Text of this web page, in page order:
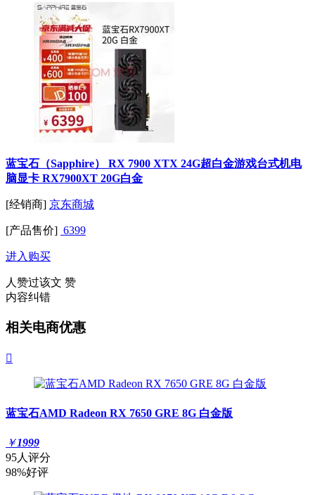
蓝宝石（Sapphire） RX 7900 XTX 24G超白金游戏台式机电
脑显卡 RX7900XT 20G白金
[经销商] 京东商城
[产品售价] 6399
进入购买
人赞过该文 赞
内容纠错
相关电商优惠

蓝宝石AMD Radeon RX 7650 GRE 8G 白金版
￥1999
95人评分
98%好评